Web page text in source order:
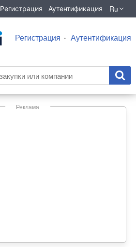
Регистрация Аутентификация Ru
Регистрация Аутентификация
Реклама